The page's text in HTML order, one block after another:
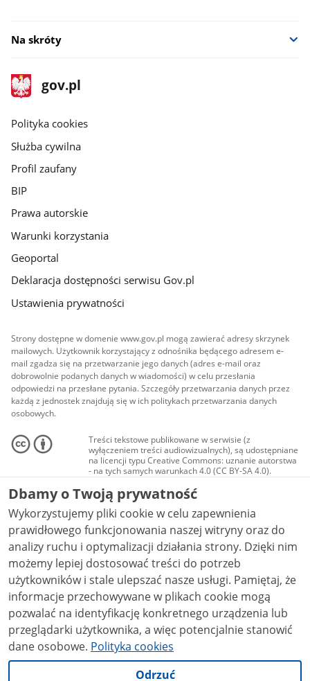
Na skróty
stopka
gov.pl
Strona
gov.pl
gov.pl
Polityka cookies
Służba cywilna
Profil zaufany
BIP
Prawa autorskie
Warunki korzystania
Geoportal
Deklaracja dostępności serwisu Gov.pl
Ustawienia prywatności
Strony dostępne w domenie www.gov.pl mogą zawierać adresy skrzynek
mailowych. Użytkownik korzystający z odnośnika będącego adresem e-
mail zgadza się na przetwarzanie jego danych (adres e-mail oraz
dobrowolnie podanych danych w wiadomości) w celu przesłania
odpowiedzi na przesłane pytania. Szczegóły przetwarzania danych przez
każdą z jednostek znajdują się w ich politykach przetwarzania danych
osobowych.
Treści tekstowe publikowane w serwisie (z
wyłączeniem treści audiowizualnych), są udostępniane
na licencji typu Creative Commons: uznanie autorstwa
- na tych samych warunkach 4.0 (CC BY-SA 4.0).
Materiały audiowizualne, w tym zdjęcia, materiały
audio i wideo, są udostępniane na licencji typu
Creative Commons: uznanie autorstwa użycie
niekomercyjne - bez utworów zależnych 4.0 (CC BY-
NC-ND 4.0), o ile nie jest to stwierdzone inaczej.
Dbamy o Twoją prywatność
Wykorzystujemy pliki cookie w celu zapewnienia
prawidłowego funkcjonowania naszej witryny oraz do
analizy ruchu i optymalizacji działania strony. Dzięki nim
możemy lepiej dostosować treści do potrzeb
użytkowników i stale ulepszać nasze usługi. Pamiętaj, że
informacje przechowywane w plikach cookie mogą
pozwalać na identyfikację konkretnego urządzenia lub
przeglądarki użytkownika, a więc potencjalnie stanowić
dane osobowe. Polityka cookies
Odrzuć